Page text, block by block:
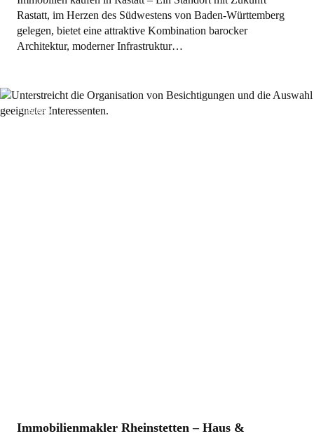
Rastatt, im Herzen des Südwestens von Baden-Württemberg
gelegen, bietet eine attraktive Kombination barocker
Architektur, moderner Infrastruktur…
Allgemein
Immobilienmakler Rheinstetten – Haus &